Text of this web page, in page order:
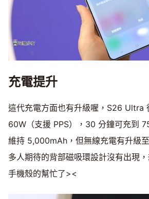
充電提升
這代充電方面也有升級喔，S26 Ultra
60W（支援 PPS），30 分鐘可充到
維持 5,000mAh，但無線充電有升級
多人期待的背部磁吸環設計沒有出現
手機殼的幫忙了><